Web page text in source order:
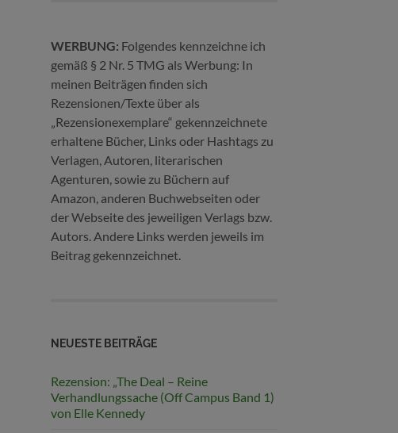
WERBUNG: Folgendes kennzeichne ich
gemäß § 2 Nr. 5 TMG als Werbung: In
meinen Beiträgen finden sich
Rezensionen/Texte über als
„Rezensionexemplare“ gekennzeichnete
erhaltene Bücher, Links oder Hashtags zu
Verlagen, Autoren, literarischen
Agenturen, sowie zu Büchern auf
Amazon, anderen Buchwebseiten oder
der Webseite des jeweiligen Verlags bzw.
Autors. Andere Links werden jeweils im
Beitrag gekennzeichnet.
NEUESTE BEITRÄGE
Rezension: „The Deal – Reine
Verhandlungssache (Off Campus Band 1)
von Elle Kennedy